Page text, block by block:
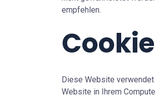
empfehlen.
Diese Website
Website in Ihrem